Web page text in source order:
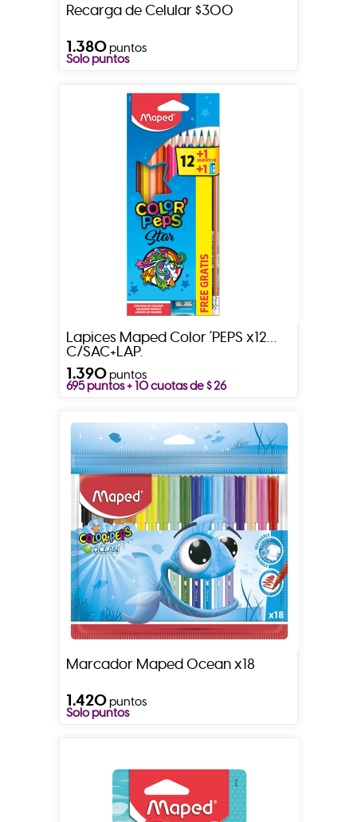
Recarga de Celular $300
1.380puntos
Solo puntos
Lapices Maped Color ´PEPS x12
C/SAC+LAP.
1.390puntos
695 puntos + 10 cuotas de $ 26
Marcador Maped Ocean x18
1.420puntos
Solo puntos